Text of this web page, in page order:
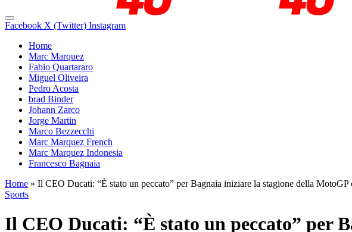
Facebook X (Twitter) Instagram
Home
Marc Marquez
Fabio Quartararo
Miguel Oliveira
Pedro Acosta
brad Binder
Johann Zarco
Jorge Martin
Marco Bezzecchi
Marc Marquez French
Marc Marquez Indonesia
Francesco Bagnaia
Home » Il CEO Ducati: “È stato un peccato” per Bagnaia iniziare la stagione della MotoGP
Sports
Il CEO Ducati: “È stato un peccato” per